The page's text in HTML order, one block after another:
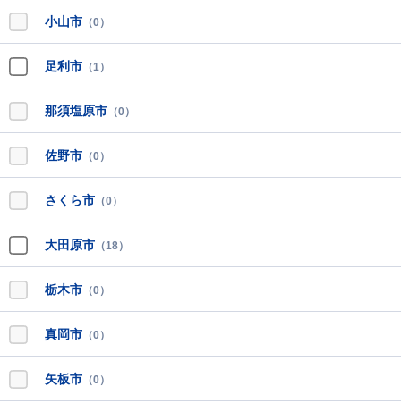
小山市 （0）
足利市 （1）
那須塩原市 （0）
佐野市 （0）
さくら市 （0）
大田原市 （18）
栃木市 （0）
真岡市 （0）
矢板市 （0）